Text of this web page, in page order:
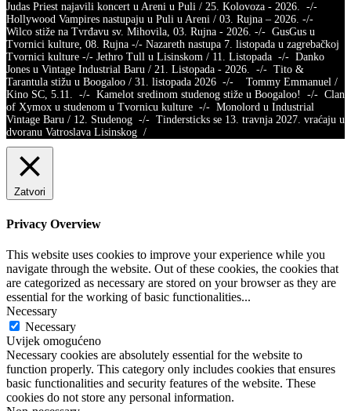
Judas Priest najavili koncert u Areni u Puli / 25. Kolovoza - 2026. -/-
Hollywood Vampires nastupaju u Puli u Areni / 03. Rujna – 2026. -/-
Wilco stiže na Tvrđavu sv. Mihovila, 03. Rujna - 2026. -/- GusGus u
Tvornici kulture, 08. Rujna -/- Nazareth nastupa 7. listopada u zagrebačkoj
Tvornici kulture -/- Jethro Tull u Lisinskom / 11. Listopada -/- Danko
Jones u Vintage Industrial Baru / 21. Listopada - 2026. -/- Tito &
Tarantula stižu u Boogaloo / 31. listopada 2026 -/- Tommy Emmanuel /
Kino SC, 5.11. -/- Kamelot sredinom studenog stiže u Boogaloo! -/- Clan
of Xymox u studenom u Tvornicu kulture -/- Monolord u Industrial
Vintage Baru / 12. Studenog -/- Tindersticks se 13. travnja 2027. vraćaju u
dvoranu Vatroslava Lisinskog /
Zatvori
Privacy Overview
This website uses cookies to improve your experience while you
navigate through the website. Out of these cookies, the cookies that
are categorized as necessary are stored on your browser as they are
essential for the working of basic functionalities...
Necessary
Necessary
Uvijek omogućeno
Necessary cookies are absolutely essential for the website to
function properly. This category only includes cookies that ensures
basic functionalities and security features of the website. These
cookies do not store any personal information.